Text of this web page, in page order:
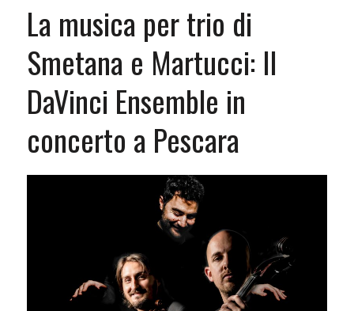
La musica per trio di
Smetana e Martucci: Il
DaVinci Ensemble in
concerto a Pescara